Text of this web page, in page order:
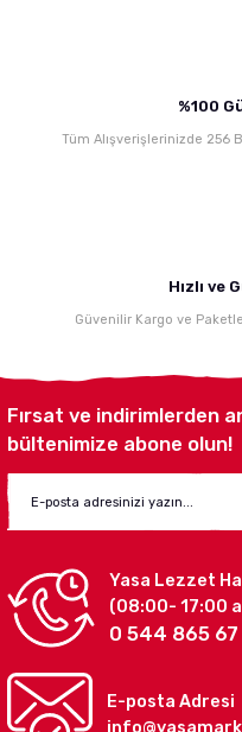
%100
Tüm Alışverişlerinizde 256
Hızlı ve
Güvenilir Kargo ve
Fırsat ve indirimlerden
bültenimize abone olun!
Yasa Lezzet
(08:00- 17:00
0 544 865 67
E-posta Adresi